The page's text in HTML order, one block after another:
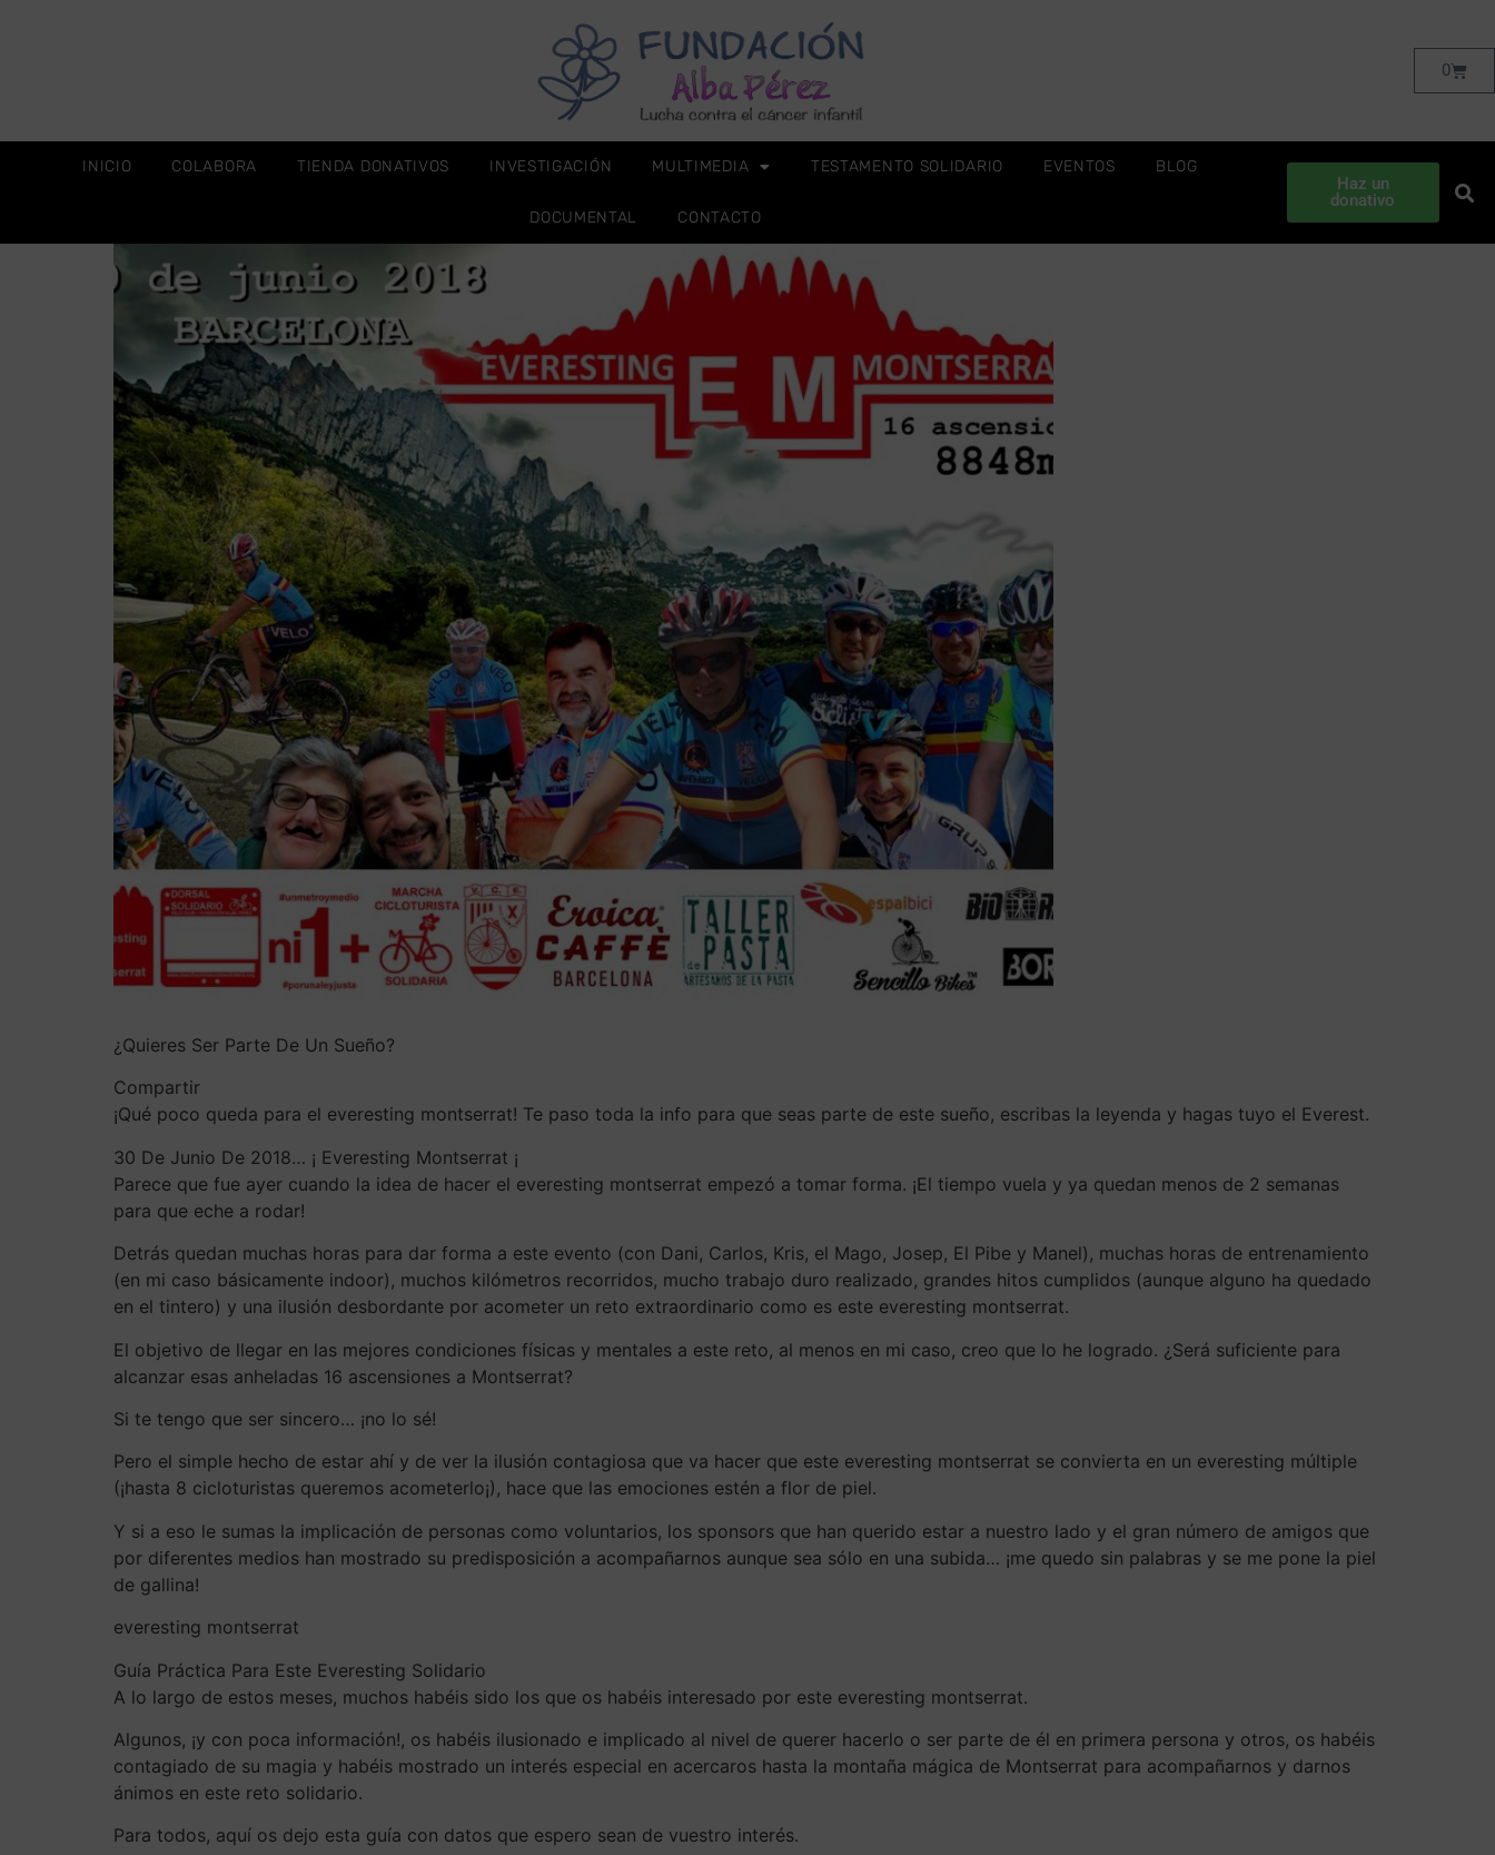
0
INICIO COLABORA TIENDA DONATIVOS INVESTIGACIÓN MULTIMEDIA TESTAMENTO SOLIDARIO EVENTOS BLOG
DOCUMENTAL CONTACTO
Haz un
donativo
¿Quieres Ser Parte De Un Sueño?
Compartir
¡Qué poco queda para el everesting montserrat! Te paso toda la info para que seas parte de este sueño, escribas la leyenda y hagas tuyo el Everest.
30 De Junio De 2018… ¡ Everesting Montserrat ¡
Parece que fue ayer cuando la idea de hacer el everesting montserrat empezó a tomar forma. ¡El tiempo vuela y ya quedan menos de 2 semanas
para que eche a rodar!
Detrás quedan muchas horas para dar forma a este evento (con Dani, Carlos, Kris, el Mago, Josep, El Pibe y Manel), muchas horas de entrenamiento
(en mi caso básicamente indoor), muchos kilómetros recorridos, mucho trabajo duro realizado, grandes hitos cumplidos (aunque alguno ha quedado
en el tintero) y una ilusión desbordante por acometer un reto extraordinario como es este everesting montserrat.
El objetivo de llegar en las mejores condiciones físicas y mentales a este reto, al menos en mi caso, creo que lo he logrado. ¿Será suficiente para
alcanzar esas anheladas 16 ascensiones a Montserrat?
Si te tengo que ser sincero… ¡no lo sé!
Pero el simple hecho de estar ahí y de ver la ilusión contagiosa que va hacer que este everesting montserrat se convierta en un everesting múltiple
(¡hasta 8 cicloturistas queremos acometerlo¡), hace que las emociones estén a flor de piel.
Y si a eso le sumas la implicación de personas como voluntarios, los sponsors que han querido estar a nuestro lado y el gran número de amigos que
por diferentes medios han mostrado su predisposición a acompañarnos aunque sea sólo en una subida… ¡me quedo sin palabras y se me pone la piel
de gallina!
everesting montserrat
Guía Práctica Para Este Everesting Solidario
A lo largo de estos meses, muchos habéis sido los que os habéis interesado por este everesting montserrat.
Algunos, ¡y con poca información!, os habéis ilusionado e implicado al nivel de querer hacerlo o ser parte de él en primera persona y otros, os habéis
contagiado de su magia y habéis mostrado un interés especial en acercaros hasta la montaña mágica de Montserrat para acompañarnos y darnos
ánimos en este reto solidario.
Para todos, aquí os dejo esta guía con datos que espero sean de vuestro interés.